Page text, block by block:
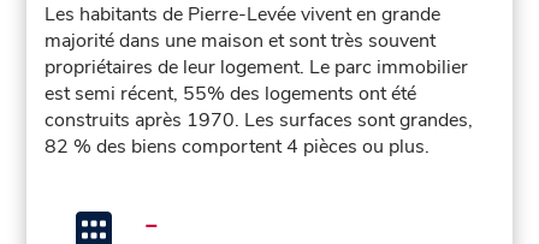
Les habitants de Pierre-Levée vivent en grande
majorité dans une maison et sont très souvent
propriétaires de leur logement. Le parc immobilier
est semi récent, 55% des logements ont été
construits après 1970. Les surfaces sont grandes,
82 % des biens comportent 4 pièces ou plus.
-